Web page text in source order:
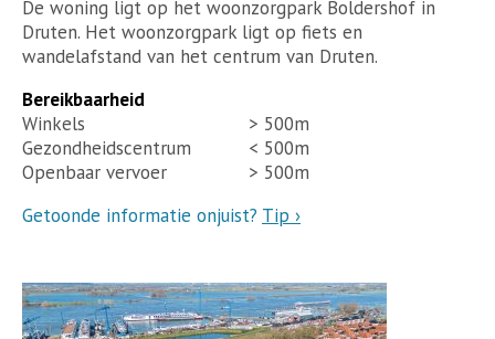
De woning ligt op het woonzorgpark Boldershof in
Druten. Het woonzorgpark ligt op fiets en
wandelafstand van het centrum van Druten.
Bereikbaarheid
Winkels
> 500m
Gezondheidscentrum
< 500m
Openbaar vervoer
> 500m
Getoonde informatie onjuist? Tip ›